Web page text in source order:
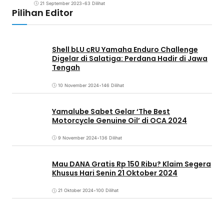
21 September 2023•63 Dilihat
Pilihan Editor
Shell bLU cRU Yamaha Enduro Challenge
Digelar di Salatiga: Perdana Hadir di Jawa
Tengah
10 November 2024•146 Dilihat
Yamalube Sabet Gelar ‘The Best
Motorcycle Genuine Oil’ di OCA 2024
9 November 2024•136 Dilihat
Mau DANA Gratis Rp 150 Ribu? Klaim Segera
Khusus Hari Senin 21 Oktober 2024
21 Oktober 2024•100 Dilihat